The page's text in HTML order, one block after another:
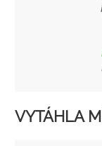
VYTÁHLA